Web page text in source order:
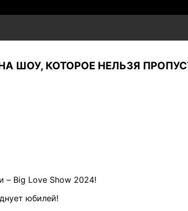
НА ШОУ, КОТОРОЕ НЕЛЬЗЯ
– Big Love Show 2024!
юбилей!